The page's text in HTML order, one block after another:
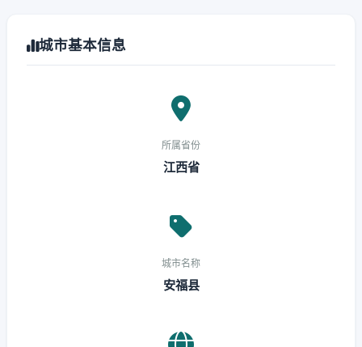
城市基本信息
所属省份
江西省
城市名称
安福县